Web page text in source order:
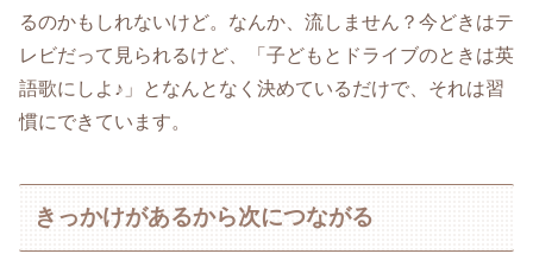
るのかもしれないけど。なんか、流しません？今どきはテ
レビだって見られるけど、「子どもとドライブのときは英
語歌にしよ♪」となんとなく決めているだけで、それは習
慣にできています。
きっかけがあるから次につながる